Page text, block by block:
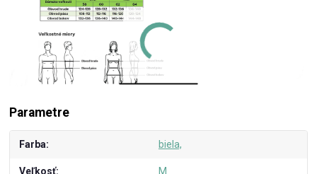
Parametre
Farba biela,
Veľkosť M